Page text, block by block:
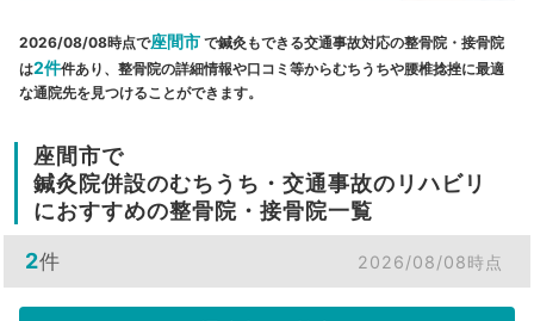
2026/08/08時点で座間市 で鍼灸もできる交通事故対応の整骨院・接骨院
は2件件あり、整骨院の詳細情報や口コミ等からむちうちや腰椎捻挫に最適
な通院先を見つけることができます。
座間市で
鍼灸院併設のむちうち・交通事故のリハビリ
におすすめの整骨院・接骨院一覧
2件 2026/08/08時点